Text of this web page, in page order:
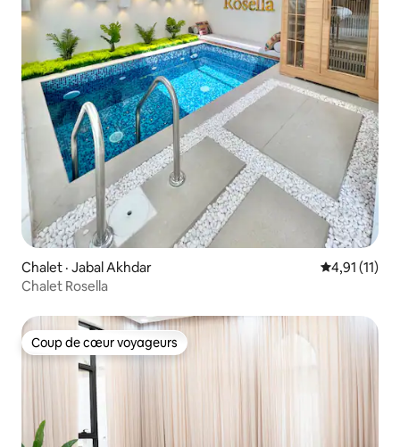
Chalet · Jabal Akhdar Note
4,91 (11)
Chalet Rosella
Coup de cœur voyageurs
Coup de cœur voyageurs